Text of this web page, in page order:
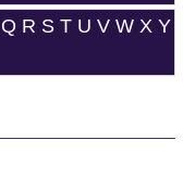
Q R S T U V W X Y